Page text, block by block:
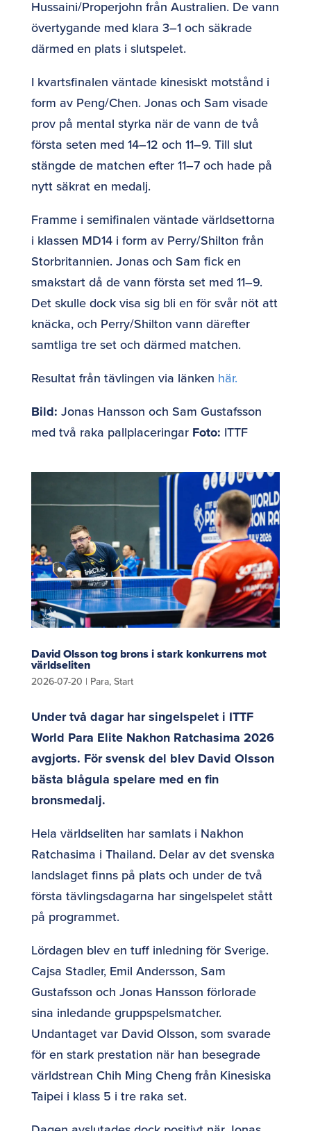
Hussaini/Properjohn från Australien. De vann
övertygande med klara 3–1 och säkrade
därmed en plats i slutspelet.
I kvartsfinalen väntade kinesiskt motstånd i
form av Peng/Chen. Jonas och Sam visade
prov på mental styrka när de vann de två
första seten med 14–12 och 11–9. Till slut
stängde de matchen efter 11–7 och hade på
nytt säkrat en medalj.
Framme i semifinalen väntade världsettorna
i klassen MD14 i form av Perry/Shilton från
Storbritannien. Jonas och Sam fick en
smakstart då de vann första set med 11–9.
Det skulle dock visa sig bli en för svår nöt att
knäcka, och Perry/Shilton vann därefter
samtliga tre set och därmed matchen.
Resultat från tävlingen via länken här.
Bild: Jonas Hansson och Sam Gustafsson
med två raka pallplaceringar Foto: ITTF
David Olsson tog brons i stark konkurrens mot
världseliten
2026-07-20 | Para, Start
Under två dagar har singelspelet i ITTF
World Para Elite Nakhon Ratchasima 2026
avgjorts. För svensk del blev David Olsson
bästa blågula spelare med en fin
bronsmedalj.
Hela världseliten har samlats i Nakhon
Ratchasima i Thailand. Delar av det svenska
landslaget finns på plats och under de två
första tävlingsdagarna har singelspelet stått
på programmet.
Lördagen blev en tuff inledning för Sverige.
Cajsa Stadler, Emil Andersson, Sam
Gustafsson och Jonas Hansson förlorade
sina inledande gruppspelsmatcher.
Undantaget var David Olsson, som svarade
för en stark prestation när han besegrade
världstrean Chih Ming Cheng från Kinesiska
Taipei i klass 5 i tre raka set.